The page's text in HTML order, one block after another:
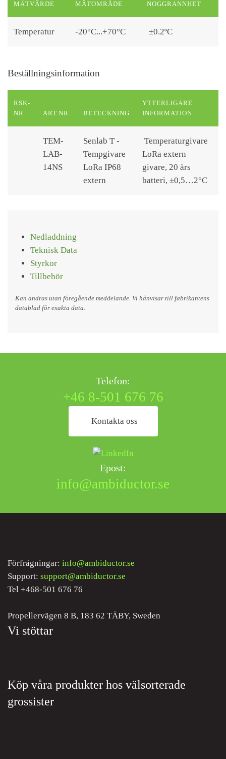
MÄTVÄRDE MÄTOMRÅDE NOGGRANNHET
Temperatur -20°C...+70°C ±0.2ºC
Beställningsinformation
RSK-
NR.
ART.NR. BETECKNING
YTTERLIGARE
INFORMATION
TEM-
LAB-
14NS
Senlab T -
Tempgivare
LoRa IP68
extern
Temperaturgivare
LoRa extern
givare, 20 års
batteri, ±0,5…2°C
Nedladdning
Teknisk Data
Styrkor
Tillbehör
Kan ändras utan föregående meddelande. Vi hänvisar till fabrikantens
datablad för exakta data.
Telefon:
+46 8-501 676 76
Kontakta oss
Epost:
info@ambiductor.se
Förfrågningar: info@ambiductor.se
Support: support@ambiductor.se
Tel +468-501 676 76
Propellervägen 8 B, 183 62 TÄBY, Sweden
Vi stöttar
Köp våra produkter hos välsorterade
grossister